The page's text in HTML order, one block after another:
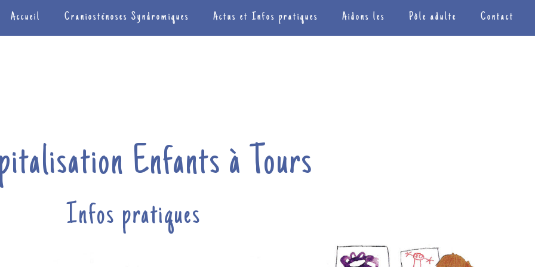
Accueil Craniosténoses Syndromiques Actus et Infos pratiques Aidons les Pôle adulte Contact
Enfants à Tours
Infos pratiques